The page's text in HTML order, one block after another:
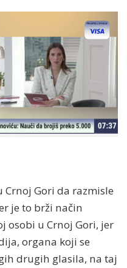
Gori da razmisle
je to brži način
osobi u Crnoj Gori, jer
organa koji se
drugih glasila, na taj